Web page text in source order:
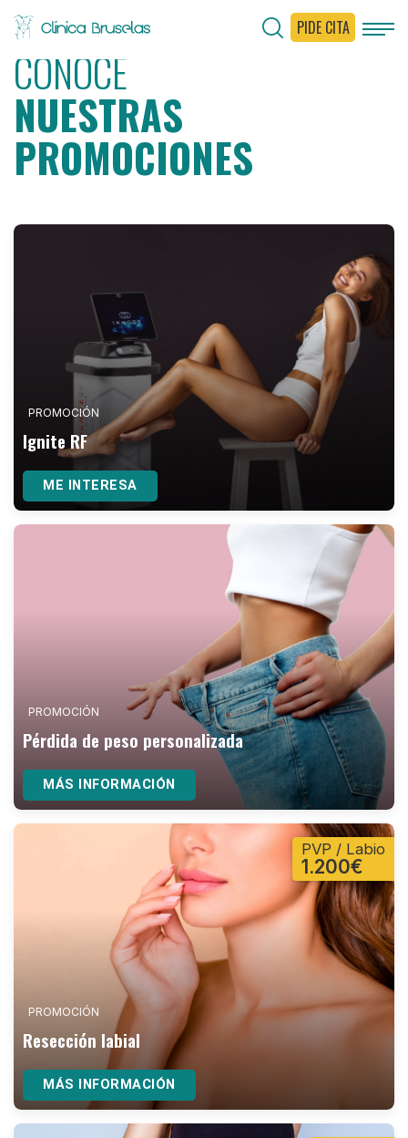
PIDE CITA
CONOCE
NUESTRAS
PROMOCIONES
PROMOCIÓN
Ignite RF
ME INTERESA
PROMOCIÓN
Pérdida de peso personalizada
MÁS INFORMACIÓN
PROMOCIÓN
Resección labial
MÁS INFORMACIÓN
PVP / Labio
1.200€